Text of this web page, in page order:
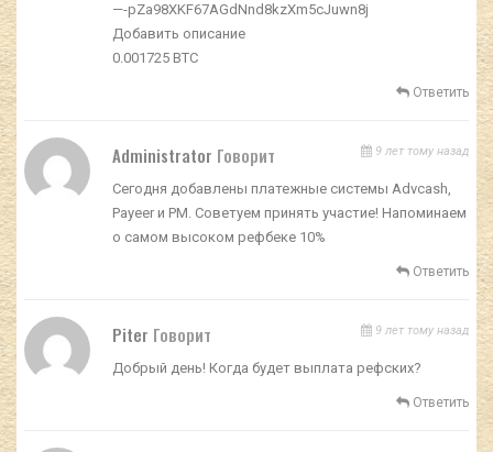
—-pZa98XKF67AGdNnd8kzXm5cJuwn8j
Добавить описание
0.001725 BTC
Ответить
Administrator Говорит 9 лет тому назад
Сегодня добавлены платежные системы Advcash,
Payeer и PM. Советуем принять участие! Напоминаем
о самом высоком рефбеке 10%
Ответить
Piter Говорит 9 лет тому назад
Добрый день! Когда будет выплата рефских?
Ответить